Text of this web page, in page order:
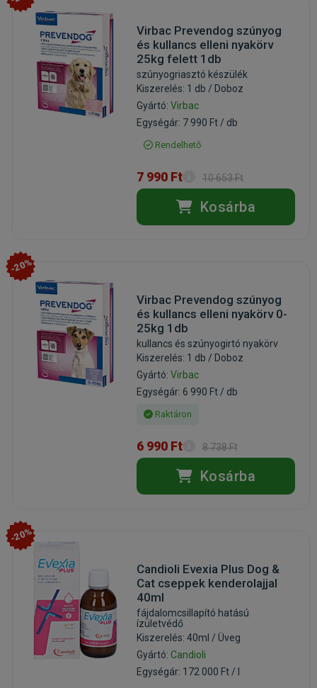
Virbac Prevendog szúnyog
és kullancs elleni nyakörv
25kg felett 1db
szúnyogriasztó készülék
Kiszerelés: 1 db / Doboz
Gyártó: Virbac
Egységár: 7 990 Ft / db
Rendelhető
7 990 Ft 10 653 Ft
Kosárba
-20%
Virbac Prevendog szúnyog
és kullancs elleni nyakörv 0-
25kg 1db
kullancs és szúnyogirtó nyakörv
Kiszerelés: 1 db / Doboz
Gyártó: Virbac
Egységár: 6 990 Ft / db
Raktáron
6 990 Ft 8 738 Ft
Kosárba
-20%
Candioli Evexia Plus Dog &
Cat cseppek kenderolajjal
40ml
fájdalomcsillapító hatású
ízületvédő
Kiszerelés: 40ml / Üveg
Gyártó: Candioli
Egységár: 172 000 Ft / l